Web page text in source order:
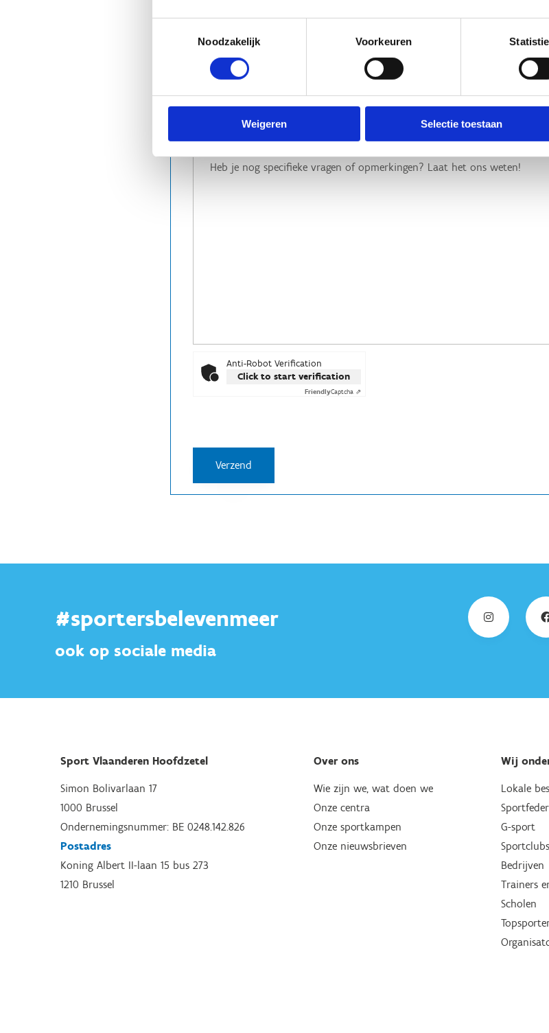
Noodzakelijk
Voorkeuren
Weigeren Selectie toestaan
Extra wensen
Interesse in een overnachting?
Interesse in andere sporten?
Anti-Robot Verification
Click to start verification
FriendlyCaptcha ⇗
#sportersbelevenmeer
ook op sociale media
Sport Vlaanderen Hoofdzetel
Simon Bolivarlaan 17
1000 Brussel
Ondernemingsnummer: BE 0248.142.826
Postadres
Koning Albert II-laan 15 bus 273
1210 Brussel
Over ons
Wie zijn we, wat doen we
Onze centra
Onze sportkampen
Onze nieuwsbrieven
Wij
Lokale
G-sport
Sportclubs
Bedrijven
Trainers
Scholen